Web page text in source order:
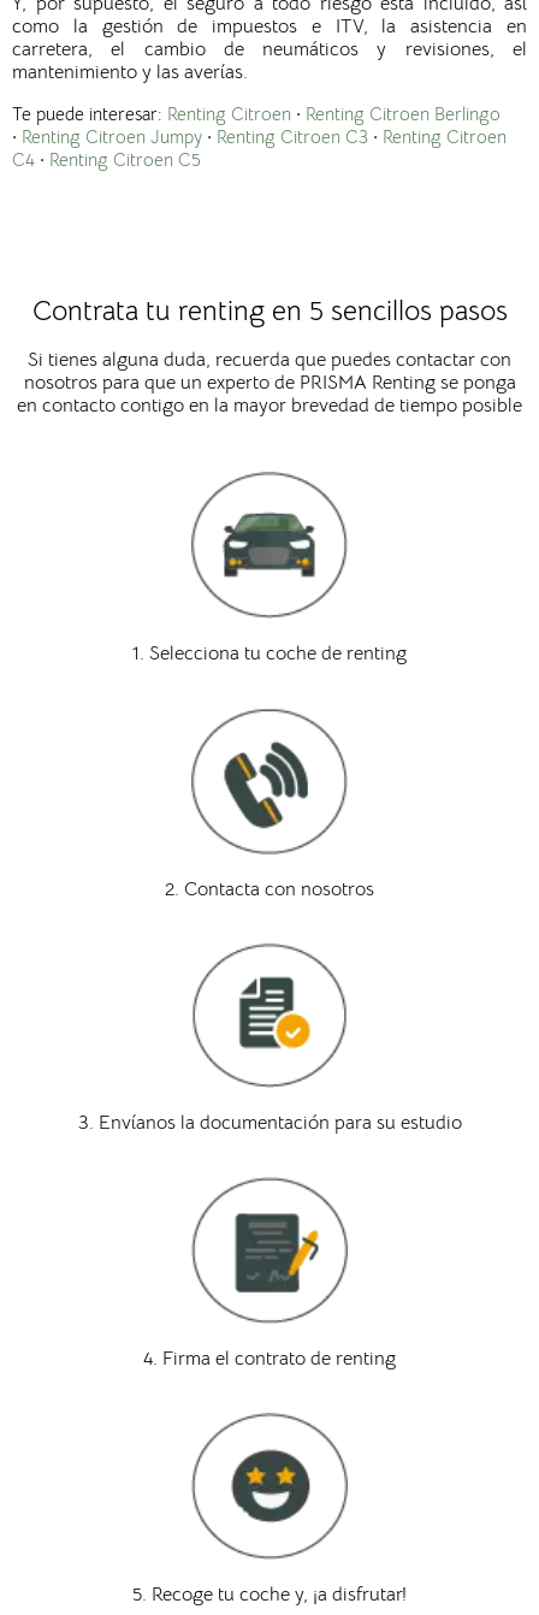
como la gestión de impuestos e ITV, la asistencia en
carretera, el cambio de neumáticos y revisiones, el
mantenimiento y las averías.
Te puede interesar: Renting Citroen · Renting Citroen Berlingo
· Renting Citroen Jumpy · Renting Citroen C3 · Renting Citroen
C4 · Renting Citroen C5
Contrata tu renting en 5 sencillos pasos
Si tienes alguna duda, recuerda que puedes contactar con
nosotros para que un experto de PRISMA Renting se ponga
en contacto contigo en la mayor brevedad de tiempo posible
1. Selecciona tu coche de renting
2. Contacta con nosotros
3. Envíanos la documentación para su estudio
4. Firma el contrato de renting
5. Recoge tu coche y, ¡a disfrutar!